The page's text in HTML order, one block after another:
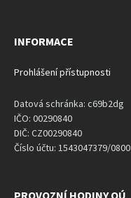
INFORMACE
Prohlášení přístupnosti
Datová schránka: c69b2dg
IČO: 00290840
DIČ: CZ00290840
Číslo účtu: 1543047379/0800
PROVOZNÍ HODINY OÚ